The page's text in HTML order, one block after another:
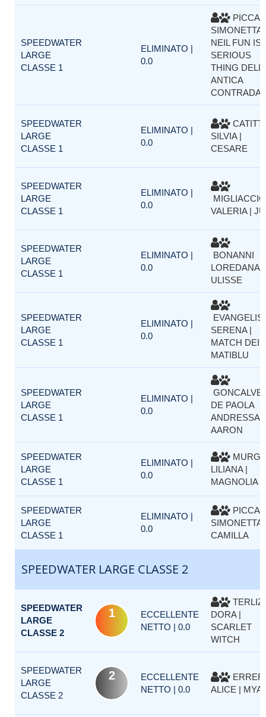
SPEEDWATER
LARGE
CLASSE 1
ELIMINATO |
0.0
SIMONETTA |
NEIL FUN IS
SERIOUS
THING DELL
ANTICA
CONTRADA
SPEEDWATER
LARGE
CLASSE 1
ELIMINATO |
0.0
CATITTI
SILVIA |
CESARE
SPEEDWATER
LARGE
CLASSE 1
ELIMINATO |
0.0
MIGLIACCIO
VALERIA |
SPEEDWATER
LARGE
CLASSE 1
ELIMINATO |
0.0
BONANNI
LOREDANA |
ULISSE
SPEEDWATER
LARGE
CLASSE 1
ELIMINATO |
0.0
SERENA |
MATCH DEI
MATIBLU
SPEEDWATER
LARGE
CLASSE 1
ELIMINATO |
0.0
DE PAOLA
ANDRESSA |
AARON
SPEEDWATER
LARGE
CLASSE 1
ELIMINATO |
0.0
LILIANA |
MAGNOLIA
SPEEDWATER
LARGE
CLASSE 1
ELIMINATO |
0.0
SIMONETTA |
CAMILLA
SPEEDWATER LARGE CLASSE 2
SPEEDWATER
LARGE
CLASSE 2
1
ECCELLENTE
NETTO | 0.0
DORA |
SCARLET
WITCH
SPEEDWATER
LARGE
CLASSE 2
2
ECCELLENTE
NETTO | 0.0
ALICE | MYA